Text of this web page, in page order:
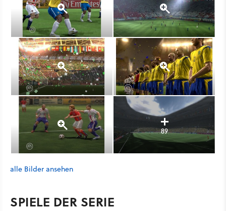
89
alle Bilder ansehen
SPIELE DER SERIE